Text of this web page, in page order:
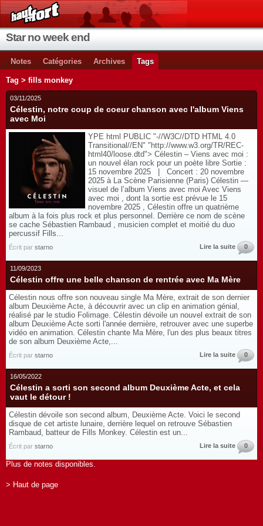
Star no week end
Notes Catégories Archives Tags
Tag > fills monkey
03/11/2025
Célestin, notre coup de coeur chanson avec l'album Viens
avec Moi
YPE html PUBLIC "-//W3C//DTD HTML 4.0
Transitional//EN" "http://www.w3.org/TR/REC-
html40/loose.dtd"> Célestin – Viens avec moi :
un nouvel élan rock pour un poète libre Sortie :
15 novembre 2025 | Concert : 20 novembre
2025 à La Scène Parisienne (Paris) Célestin —
visuel de l’album Viens avec moi Avec Viens
avec moi , dont la sortie est prévue le 15
novembre 2025 , Célestin offre un quatrième
album à la fois plus rock et plus personnel. Derrière ce nom de scène
se cache Sébastien Rambaud , musicien complet et moitié du duo
percussif Fills...
Écrit par starno Lire la suite 0
11/09/2023
Célestin offre une belle chanson de rentrée avec Ma Mère
Célestin nous offre son nouveau single Ma Mère, extrait de son dernier
album Deuxième Acte, à découvrir avec un clip en animation génial,
réalisé par le studio Folimage. Célestin dévoile un nouvel extrait de son
album Deuxième Acte sorti l'année dernière, retrouver avec une superbe
vidéo en animation. Célestin chante Ma Mère, l'un des plus beaux titres
de son album Deuxième Acte,...
Écrit par starno Lire la suite 0
16/05/2022
Célestin a sorti son second album Deuxième Acte, et cela
vaut le détour !
Célestin dévoile son second album, Deuxième Acte. Voici le second
disque de cet artiste lunaire, derrière lequel on retrouve Sébastien
Rambaud, batteur de Fills Monkey. Célestin est un...
Écrit par starno Lire la suite 0
Plus de notes disponibles.
> Haut de page